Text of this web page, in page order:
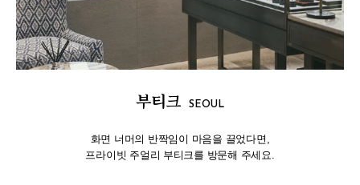
부티크 SEOUL
화면 너머의 반짝임이 마음을 끌었다면,
프라이빗 주얼리 부티크를 방문해 주세요.